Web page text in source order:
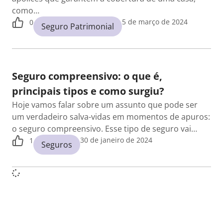
como…
0 Seguro Patrimonial 5 de março de 2024
Seguro compreensivo: o que é,
principais tipos e como surgiu?
Hoje vamos falar sobre um assunto que pode ser
um verdadeiro salva-vidas em momentos de apuros:
o seguro compreensivo. Esse tipo de seguro vai…
1 Seguros 30 de janeiro de 2024